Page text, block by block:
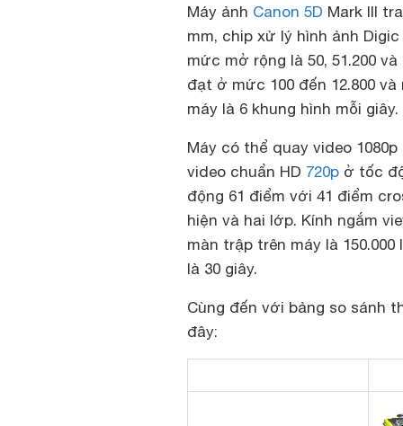
Máy ảnh Canon 5D Mark III
mm, chip xử lý hình ảnh
mức mở rộng là 50, 51.200
đạt ở mức 100 đến 12.800
máy là 6 khung hình mỗi giây.
Máy có thể quay video
video chuẩn HD 720p ở tốc
động 61 điểm với 41 điểm
hiện và hai lớp. Kính ngắm
màn trập trên máy là
là 30 giây.
Cùng đến với bảng so sánh
đây: